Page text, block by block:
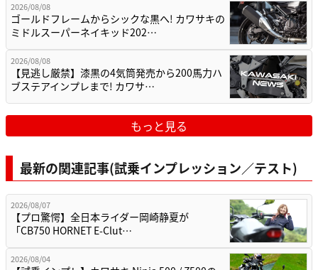
2026/08/08
ゴールドフレームからシックな黒へ! カワサキの
ミドルスーパーネイキッド202…
2026/08/08
【見逃し厳禁】漆黒の4気筒発売から200馬力ハ
ブステアインプレまで! カワサ…
もっと見る
最新の関連記事(試乗インプレッション／テスト)
2026/08/07
【プロ驚愕】全日本ライダー岡崎静夏が
「CB750 HORNET E-Clut…
2026/08/04